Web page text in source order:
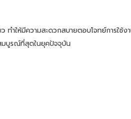
ำให้มีความสะดวกสบายตอบโจทย์การใช้ง
สมบูรณ์ที่สุดในยุคปัจจุบัน